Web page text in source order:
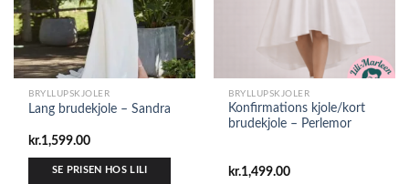
BRYLLUPSKJOLER
Lang brudekjole – Sandra
kr.1,599.00
SE PRISEN HOS LILI
BRYLLUPSKJOLER
Konfirmations kjole/kort
brudekjole – Perlemor
kr.1,499.00